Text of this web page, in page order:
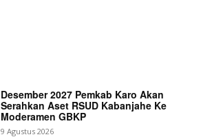
Desember 2027 Pemkab Karo Akan
Serahkan Aset RSUD Kabanjahe Ke
Moderamen GBKP
9 Agustus 2026